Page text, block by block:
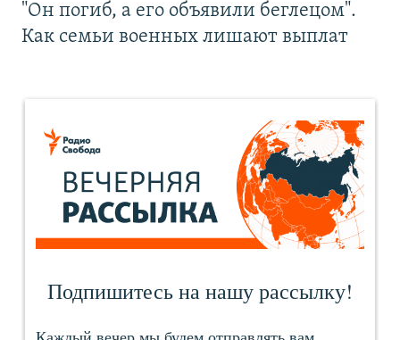
"Он погиб, а его объявили беглецом".
Как семьи военных лишают выплат